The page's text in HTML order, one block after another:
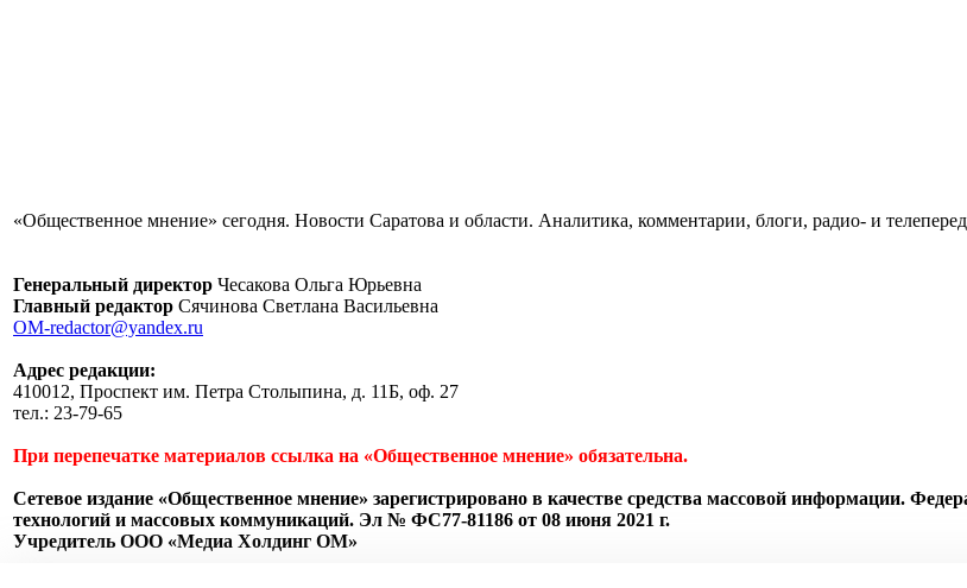
«Общественное мнение» сегодня. Новости Саратова и области. Аналитика, комментарии, блоги, радио- и
Генеральный директор Чесакова Ольга Юрьевна
Главный редактор Сячинова Светлана Васильевна
OM-redactor@yandex.ru
Адрес редакции:
410012, Проспект им. Петра Столыпина, д. 11Б, оф. 27
тел.: 23-79-65
При перепечатке материалов ссылка на «Общественное мнение» обязательна.
Сетевое издание «Общественное мнение» зарегистрировано в качестве средства массовой информации.
технологий и массовых коммуникаций. Эл № ФС77-81186 от 08 июня 2021 г.
Учредитель ООО «Медиа Холдинг ОМ»